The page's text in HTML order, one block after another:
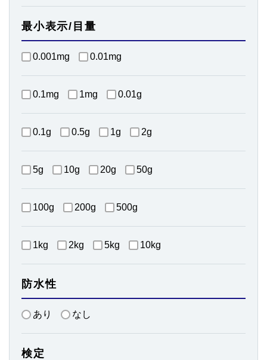
最小表示/目量
0.001mg 0.01mg
0.1mg 1mg 0.01g
0.1g 0.5g 1g 2g
5g 10g 20g 50g
100g 200g 500g
1kg 2kg 5kg 10kg
防水性
あり なし
検定